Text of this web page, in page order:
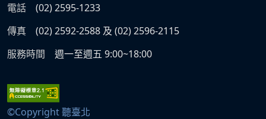
電話
(02) 2595-1233
傳真
(02) 2592-2588 及 (02) 2596-2115
服務時間
週一至週五 9:00~18:00
©Copyright 聽臺北